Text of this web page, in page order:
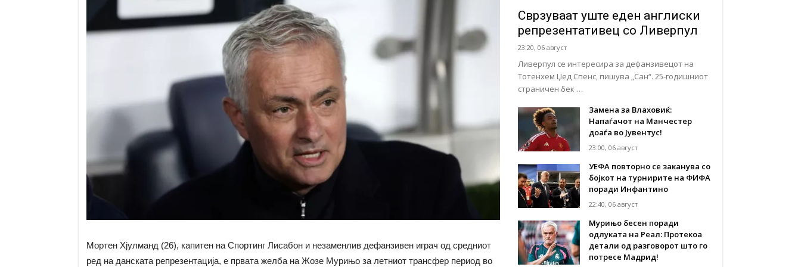
Мортен Хјулманд (26), капитен на Спортинг Лисабон и незаменлив дефанзивен играч од средниот
ред на данската репрезентација, е првата желба на Жозе Мурињо за летниот трансфер период во
Сврзуваат уште еден англиски
репрезентативец со Ливерпул
23:20, 06 август
Ливерпул се интересира за дефанзивецот на
Тотенхем Џед Спенс, пишува „Сан“. 25-годишниот
страничен бек …
Замена за Влаховиќ:
Напаѓачот на Манчестер
доаѓа во Јувентус!
23:00, 06 август
УЕФА повторно се заканува со
бојкот на турнирите на ФИФА
поради Инфантино
22:40, 06 август
Мурињо бесен поради
одлуката на Реал: Протекоа
детали од разговорот што го
потресе Мадрид!